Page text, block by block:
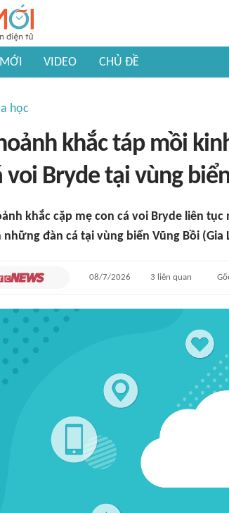
MỚI VIDEO CHỦ ĐỀ
học
khắc táp mồi
voi Bryde tại vùng
khắc cặp mẹ con cá voi Bryde liên
những đàn cá tại vùng biển Vũng Bồi
08/7/2026 3 liên quan